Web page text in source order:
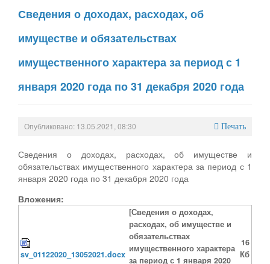
Сведения о доходах, расходах, об
имуществе и обязательствах
имущественного характера за период с 1
января 2020 года по 31 декабря 2020 года
Опубликовано: 13.05.2021, 08:30 Печать
Сведения о доходах, расходах, об имуществе и
обязательствах имущественного характера за период с 1
января 2020 года по 31 декабря 2020 года
Вложения:
sv_01122020_13052021.docx
[Сведения о доходах,
расходах, об имуществе и
обязательствах
имущественного характера
за период с 1 января 2020
16
Кб